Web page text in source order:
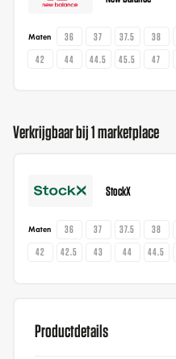
Maten 36 37 37.5 38
42
44 44.5 45.5 47
Verkrijgbaar bij 1 marketplace
StockX
Maten 36 37 37.5 38
42
42.5 43 44 44.5
Productdetails